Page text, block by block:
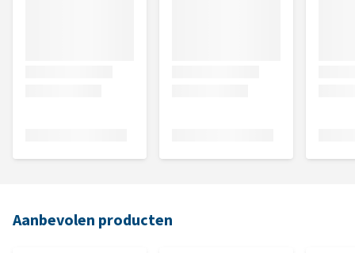
Aanbevolen producten